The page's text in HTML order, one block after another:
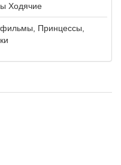
Ходячие
Принцессы,